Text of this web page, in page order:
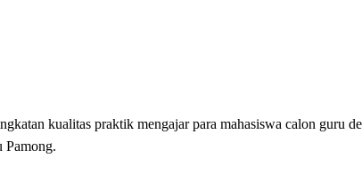
kualitas praktik mengajar para mahasiswa calon guru
Pamong.